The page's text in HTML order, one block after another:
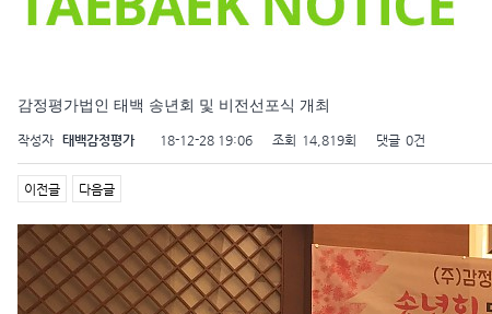
감정평가법인 태백 송년회 및 비전선포식 개최
작성자 태백감정평가 18-12-28 19:06 조회 14,819회 댓글 0건
이전글 다음글